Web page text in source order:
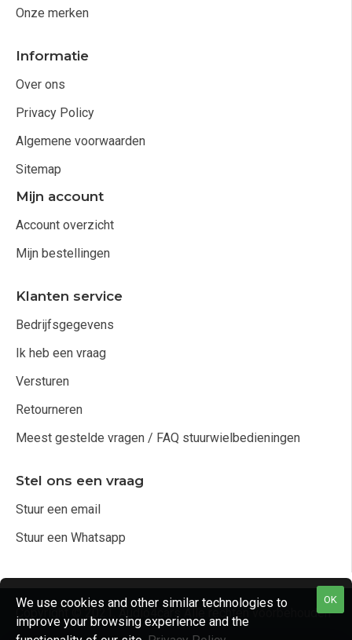
Onze merken
Informatie
Over ons
Privacy Policy
Algemene voorwaarden
Sitemap
Mijn account
Account overzicht
Mijn bestellingen
Klanten service
Bedrijfsgegevens
Ik heb een vraag
Versturen
Retourneren
Meest gestelde vragen / FAQ stuurwielbedieningen
Stel ons een vraag
Stuur een email
Stuur een Whatsapp
Copyright © 2021, Audio4cars Alle rechten voorbehouden
OK
We use cookies and other similar technologies to
improve your browsing experience and the